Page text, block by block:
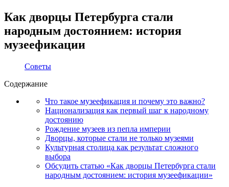
Как дворцы Петербурга стали
народным достоянием: история
музеефикации
Советы
Содержание
Что такое музеефикация и почему это важно?
Национализация как первый шаг к народному
достоянию
Рождение музеев из пепла империи
Дворцы, которые стали не только музеями
Культурная столица как результат сложного
выбора
Обсудить статью «Как дворцы Петербурга стали
народным достоянием: история музеефикации»